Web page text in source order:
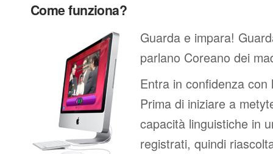
Come funziona?
Guarda e impara!
parlano Coreano dei
Entra in confidenza
Prima di iniziare a
capacità linguistiche in
registrati, quindi